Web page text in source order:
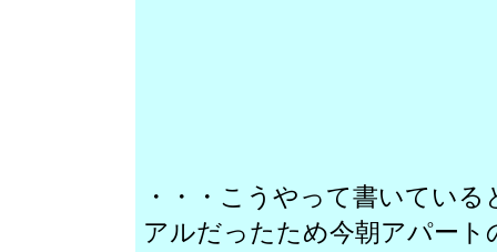
・・・こうやって書いてい
アルだったため今朝アパート